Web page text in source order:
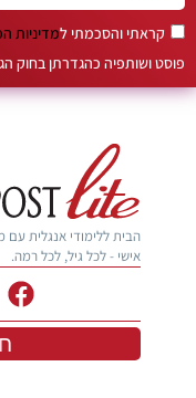
קראתי והסכמתי למדיניות
פוסט ושותפיה כהגדרתן בחוק
הבית ללימודי אנגלית עם
אישי - לכל גיל, לכל רמה.